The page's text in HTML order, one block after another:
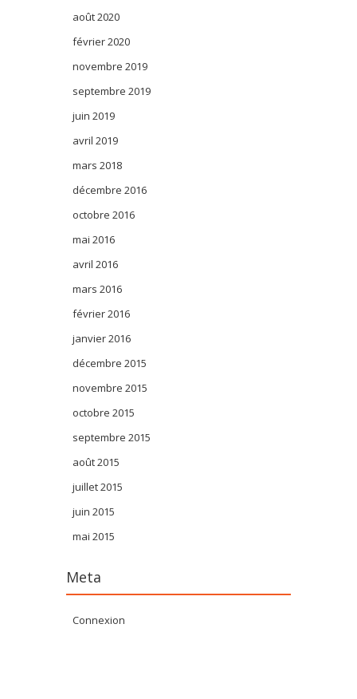
août 2020
février 2020
novembre 2019
septembre 2019
juin 2019
avril 2019
mars 2018
décembre 2016
octobre 2016
mai 2016
avril 2016
mars 2016
février 2016
janvier 2016
décembre 2015
novembre 2015
octobre 2015
septembre 2015
août 2015
juillet 2015
juin 2015
mai 2015
Meta
Connexion